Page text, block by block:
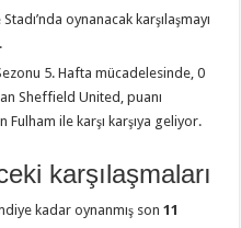
oynanacak karşılaşmayı
5. Hafta mücadelesinde, 0
Sheffield United, puanı
ile karşı karşıya geliyor.
karşılaşmaları
kadar oynanmış son11